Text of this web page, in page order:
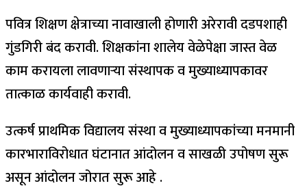
पवित्र शिक्षण क्षेत्राच्या नावाखाली होणारी अरेरावी दडपशाही
गुंडगिरी बंद करावी. शिक्षकांना शालेय वेळेपेक्षा जास्त वेळ
काम करायला लावणाऱ्या संस्थापक व मुख्याध्यापकावर
तात्काळ कार्यवाही करावी.
उत्कर्ष प्राथमिक विद्यालय संस्था व मुख्याध्यापकांच्या मनमानी
कारभाराविरोधात घंटानात आंदोलन व साखळी उपोषण सुरू
असून आंदोलन जोरात सुरू आहे .